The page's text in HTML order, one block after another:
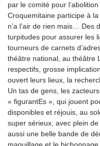
par le comité pour
Croquemitaine participe à
n’a l’air de rien mais… Des
turpitudes pour assurer les
tourneurs de carnets
théâtre national, au théâtre
respectifs, grosse
ouvert leurs lieux, la
Un tas de gens, les
« figurantEs », qui jouent
disponibles et réjouis, au
super sérieux, avec plein
aussi une belle bande de